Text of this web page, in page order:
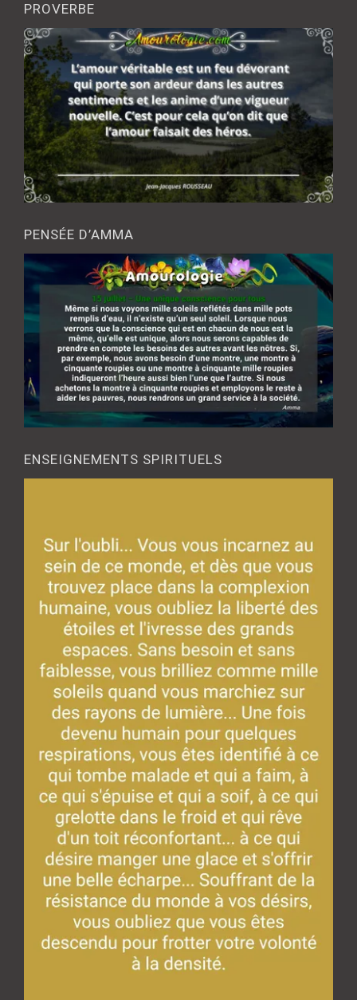
PROVERBE
PENSÉE D’AMMA
ENSEIGNEMENTS SPIRITUELS